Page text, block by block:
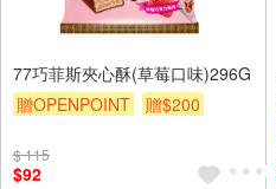
77巧菲斯夾心酥(草莓口味)296G
贈OPENPOINT
贈$200
$ 115
$92